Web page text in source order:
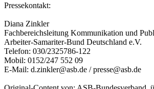
Pressekontakt:
Diana Zinkler
Fachbereichsleitung Kommunikation und
Arbeiter-Samariter-Bund Deutschland e.V.
Telefon: 030/2325786-122
Mobil: 0152/247 552 09
E-Mail: d.zinkler@asb.de / presse@asb.de